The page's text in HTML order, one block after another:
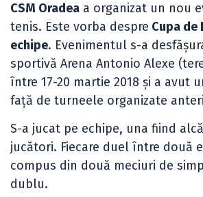
CSM Oradea a organizat un nou
tenis. Este vorba despre Cupa de
echipe. Evenimentul s-a
sportivă Arena Antonio Alexe
între 17-20 martie 2018 și a avut
față de turneele organizate
S-a jucat pe echipe, una fiind
jucători. Fiecare duel între două
compus din două meciuri de
dublu.